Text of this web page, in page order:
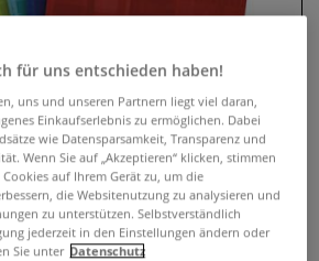
für uns entschieden haben!
uns und unseren Partnern liegt viel daran,
Einkaufserlebnis zu ermöglichen. Dabei
wie Datensparsamkeit, Transparenz und
Wenn Sie auf „Akzeptieren“ klicken, stimmen
auf Ihrem Gerät zu, um die
die Websitenutzung zu analysieren und
zu unterstützen. Selbstverständlich
jederzeit in den Einstellungen ändern oder
Sie unter Datenschutz